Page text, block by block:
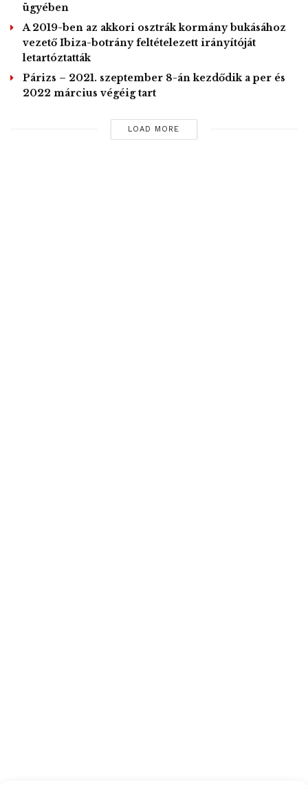
társadalom életszínvonalának javítása, amelynek révén
csökkenthető az elvándorlás és az Európába irányuló
migráció” – fogalmazott.
MTI
kereszténység
ügyében
A 2019-ben az akkori osztrák kormány bukásához
vezető Ibiza-botrány feltételezett irányítóját
letartóztatták
Párizs – 2021. szeptember 8-án kezdődik a per és
2022 március végéig tart
LOAD MORE